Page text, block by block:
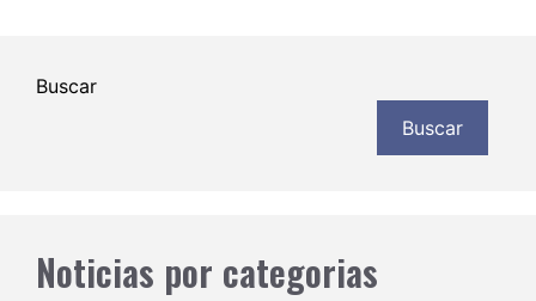
Buscar
Buscar
Noticias por categorias